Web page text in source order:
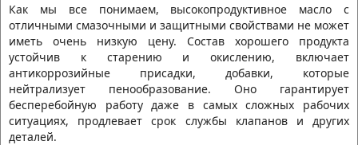
Как мы все понимаем, высокопродуктивное масло с
отличными смазочными и защитными свойствами не может
иметь очень низкую цену. Состав хорошего продукта
устойчив к старению и окислению, включает
антикоррозийные присадки, добавки, которые
нейтрализует пенообразование. Оно гарантирует
бесперебойную работу даже в самых сложных рабочих
ситуациях, продлевает срок службы клапанов и других
деталей.